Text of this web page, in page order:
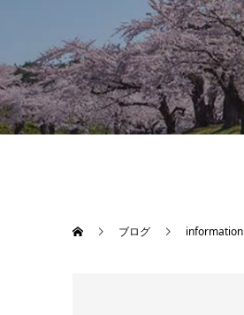
ブログ information